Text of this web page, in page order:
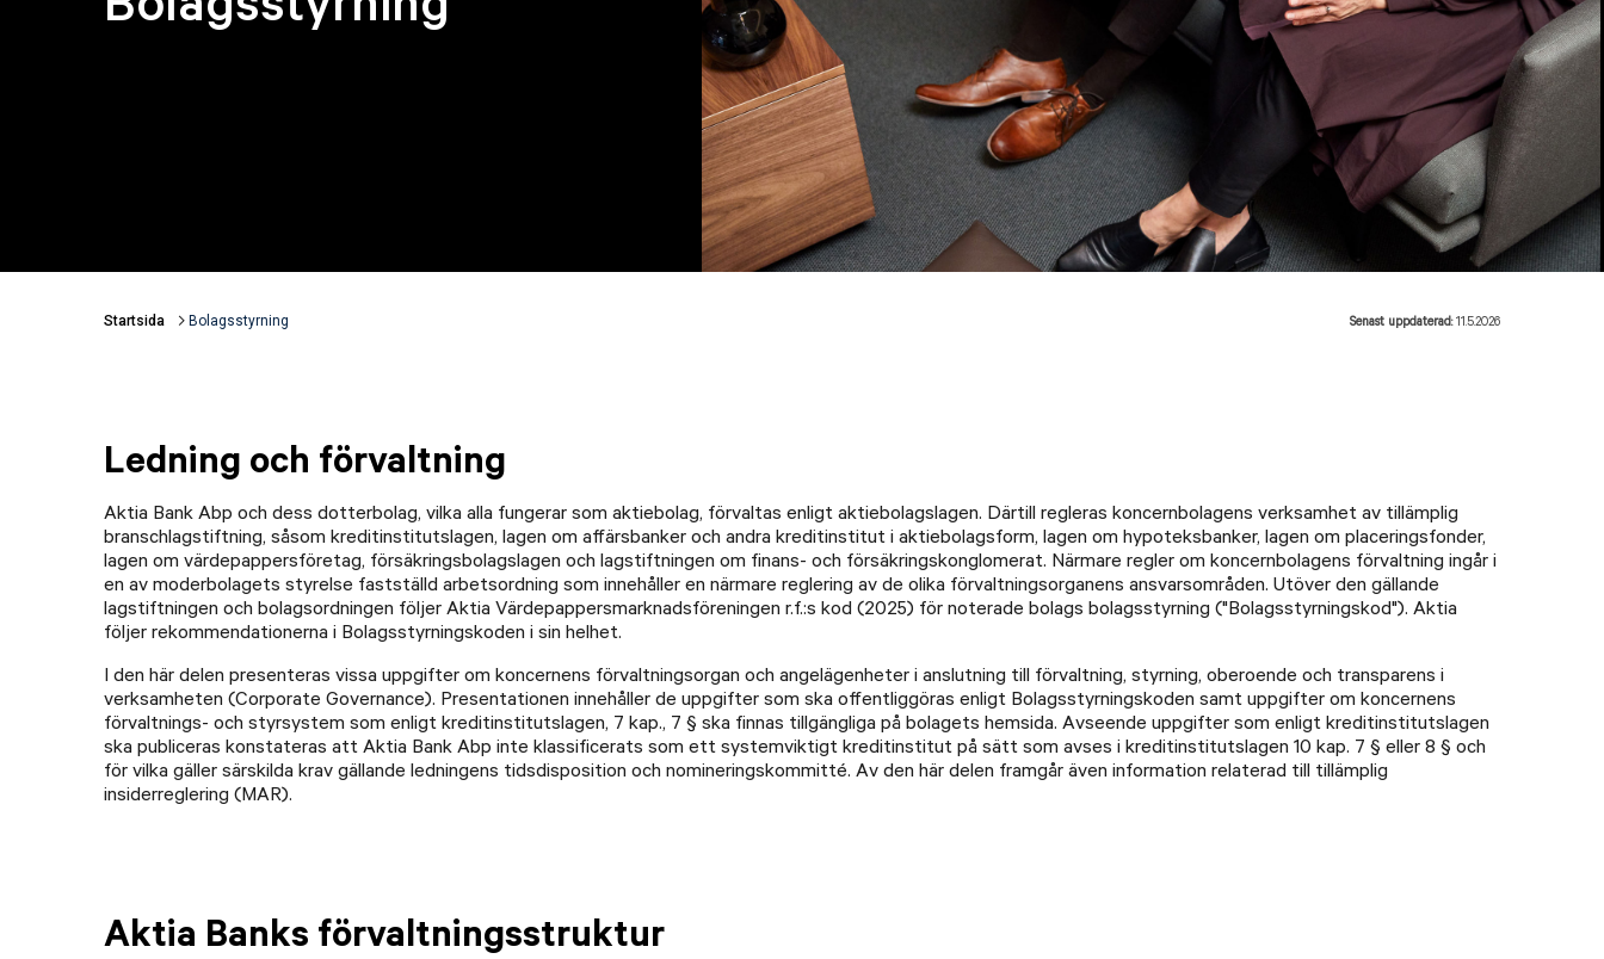
Startsida Bolagsstyrning Senast uppdaterad:11.5.2026
Ledning och förvaltning
Aktia Bank Abp och dess dotterbolag, vilka alla fungerar som aktiebolag, förvaltas enligt aktiebolagslagen. Därtill regleras koncernbolagens verksamhet av tillämplig
branschlagstiftning, såsom kreditinstitutslagen, lagen om affärsbanker och andra kreditinstitut i aktiebolagsform, lagen om hypoteksbanker, lagen om placeringsfonder,
lagen om värdepappersföretag, försäkringsbolagslagen och lagstiftningen om finans- och försäkringskonglomerat. Närmare regler om koncernbolagens förvaltning ingår i
en av moderbolagets styrelse fastställd arbetsordning som innehåller en närmare reglering av de olika förvaltningsorganens ansvarsområden. Utöver den gällande
lagstiftningen och bolagsordningen följer Aktia Värdepappersmarknadsföreningen r.f.:s kod (2025) för noterade bolags bolagsstyrning ("Bolagsstyrningskod"). Aktia
följer rekommendationerna i Bolagsstyrningskoden i sin helhet.
I den här delen presenteras vissa uppgifter om koncernens förvaltningsorgan och angelägenheter i anslutning till förvaltning, styrning, oberoende och transparens i
verksamheten (Corporate Governance). Presentationen innehåller de uppgifter som ska offentliggöras enligt Bolagsstyrningskoden samt uppgifter om koncernens
förvaltnings- och styrsystem som enligt kreditinstitutslagen, 7 kap., 7 § ska finnas tillgängliga på bolagets hemsida. Avseende uppgifter som enligt kreditinstitutslagen
ska publiceras konstateras att Aktia Bank Abp inte klassificerats som ett systemviktigt kreditinstitut på sätt som avses i kreditinstitutslagen 10 kap. 7 § eller 8 § och
för vilka gäller särskilda krav gällande ledningens tidsdisposition och nomineringskommitté. Av den här delen framgår även information relaterad till tillämplig
insiderreglering (MAR).
Aktia Banks förvaltningsstruktur